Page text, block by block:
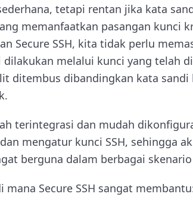
tetapi rentan jika kata
memanfaatkan pasangan kunci
Secure SSH, kita tidak perlu
melalui kunci yang telah
ditembus dibandingkan kata
terintegrasi dan mudah
mengatur kunci SSH, sehingga
berguna dalam berbagai
Secure SSH sangat